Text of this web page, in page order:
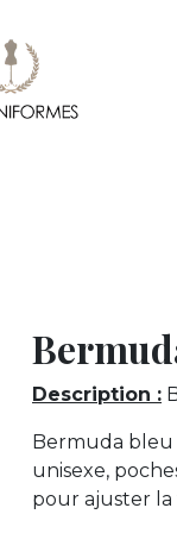
Description :
Bermuda bleu
unisexe,
pour ajuster